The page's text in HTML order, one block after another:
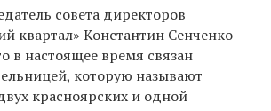
совета директоров
квартал» Константин Сенченко
в настоящее время связан
которую называют
красноярских и одной